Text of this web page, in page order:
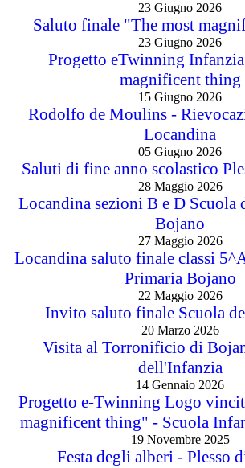
23 Giugno 2026
Saluto finale "The most
23 Giugno 2026
Progetto eTwinning
magnificent thing
15 Giugno 2026
Rodolfo de Moulins -
Locandina
05 Giugno 2026
Saluti di fine anno scolastico
28 Maggio 2026
Locandina sezioni B e D Scuola
Bojano
27 Maggio 2026
Locandina saluto finale classi
Primaria Bojano
22 Maggio 2026
Invito saluto finale Scuola
20 Marzo 2026
Visita al Torronificio di
dell'Infanzia
14 Gennaio 2026
Progetto e-Twinning Logo
magnificent thing" - Scuola
19 Novembre 2025
Festa degli alberi - Plesso